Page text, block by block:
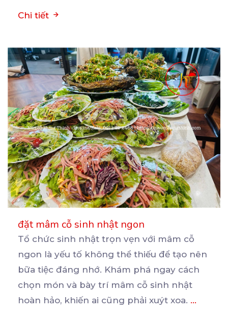
Chi tiết
đặt mâm cỗ sinh nhật ngon
Tổ chức sinh nhật trọn vẹn với mâm cỗ
ngon là yếu tố không thể thiếu để tạo nên
bữa tiệc đáng nhớ. Khám phá ngay cách
chọn món và bày trí mâm cỗ sinh nhật
hoàn hảo, khiến ai cũng phải xuýt xoa. ...